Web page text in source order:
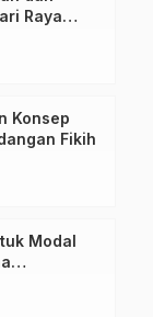
NU
langsung dari
Raya
Resmi
Konsep
Fikih
Modal